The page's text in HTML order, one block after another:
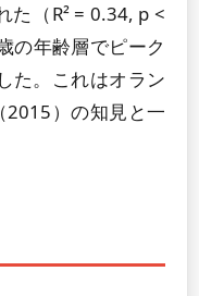
た（R² = 0.34, p <
の年齢層でピーク
た。これはオラン
2015）の知見と一